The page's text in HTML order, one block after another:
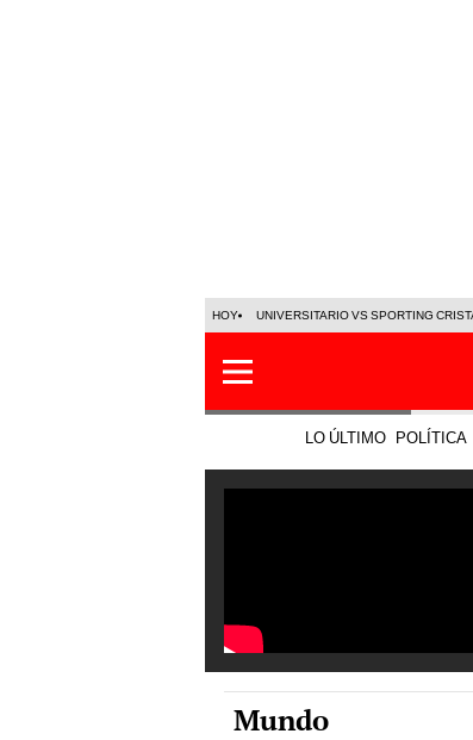
HOY UNIVERSITARIO VS SPORTING
LO ÚLTIMO POLÍTICA
Mundo